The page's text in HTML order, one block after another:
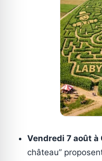
Vendredi 7 août à
château”